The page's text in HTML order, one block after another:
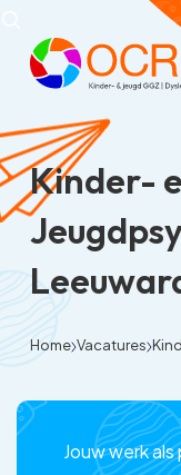
Kinder-
Home Vacatures
Jouw werk